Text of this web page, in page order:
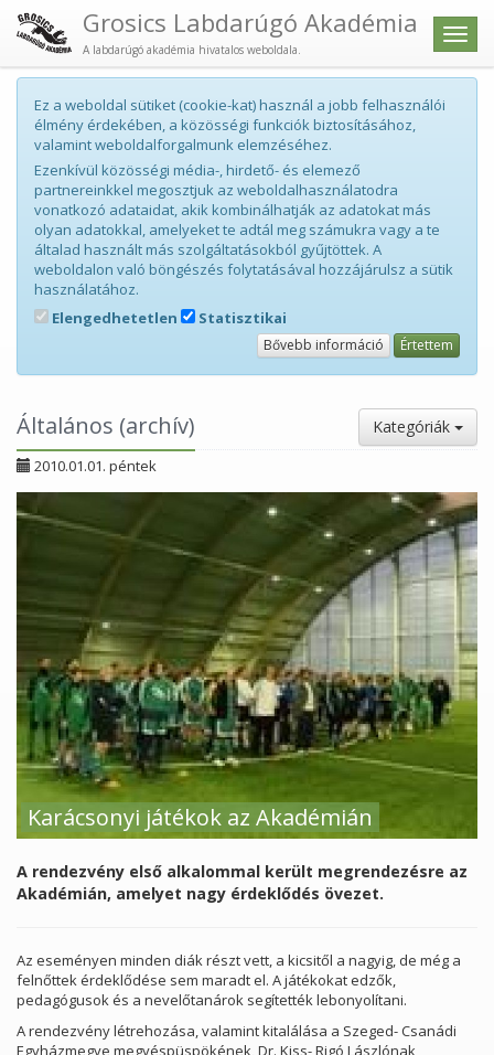
Menü
Grosics Labdarúgó Akadémia
A labdarúgó akadémia hivatalos weboldala.
Ez a weboldal sütiket (cookie-kat) használ a jobb felhasználói
élmény érdekében, a közösségi funkciók biztosításához,
valamint weboldalforgalmunk elemzéséhez.
Ezenkívül közösségi média-, hirdető- és elemező
partnereinkkel megosztjuk az weboldalhasználatodra
vonatkozó adataidat, akik kombinálhatják az adatokat más
olyan adatokkal, amelyeket te adtál meg számukra vagy a te
általad használt más szolgáltatásokból gyűjtöttek. A
weboldalon való böngészés folytatásával hozzájárulsz a sütik
használatához.
Elengedhetetlen
Statisztikai
Bővebb információ Értettem
Általános (archív) Kategóriák
2010.01.01. péntek
Karácsonyi játékok az Akadémián
A rendezvény első alkalommal került megrendezésre az
Akadémián, amelyet nagy érdeklődés övezet.
Az eseményen minden diák részt vett, a kicsitől a nagyig, de még a
felnőttek érdeklődése sem maradt el. A játékokat edzők,
pedagógusok és a nevelőtanárok segítették lebonyolítani.
A rendezvény létrehozása, valamint kitalálása a Szeged- Csanádi
Egyházmegye megyéspüspökének, Dr. Kiss- Rigó Lászlónak